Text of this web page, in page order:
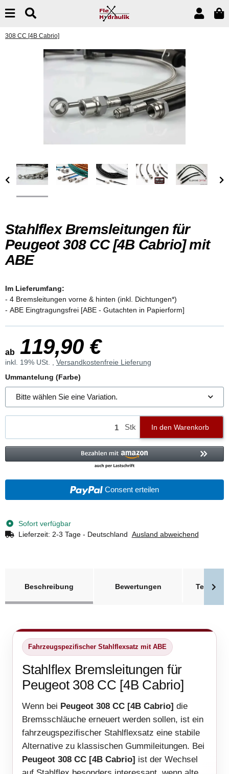
308 CC [4B Cabrio]
Stahlflex Bremsleitungen für
Peugeot 308 CC [4B Cabrio] mit
ABE
Im Lieferumfang:
- 4 Bremsleitungen vorne & hinten (inkl. Dichtungen*)
- ABE Eingtragungsfrei [ABE - Gutachten in Papierform]
ab 119,90 €
inkl. 19% USt. , Versandkostenfreie Lieferung
Ummantelung (Farbe)
Bitte wählen Sie eine Variation.
Stk In den Warenkorb
Consent erteilen
Sofort verfügbar
Lieferzeit: 2-3 Tage - Deutschland Ausland abweichend
Beschreibung
Bewertungen
Fahrzeugspezifischer Stahlflexsatz mit ABE
Stahlflex Bremsleitungen für
Peugeot 308 CC [4B Cabrio]
Wenn bei Peugeot 308 CC [4B Cabrio] die
Bremsschläuche erneuert werden sollen, ist ein
fahrzeugspezifischer Stahlflexsatz eine stabile
Alternative zu klassischen Gummileitungen. Bei
Peugeot 308 CC [4B Cabrio] ist der Wechsel